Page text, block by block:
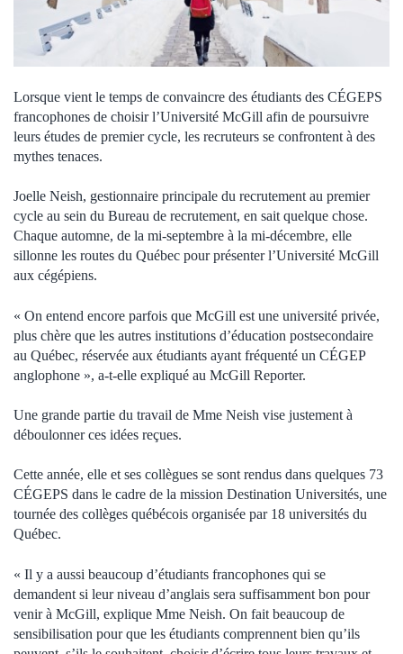
Lorsque vient le temps de convaincre des étudiants des CÉGEPS
francophones de choisir l’Université McGill afin de poursuivre
leurs études de premier cycle, les recruteurs se confrontent à des
mythes tenaces.
Joelle Neish, gestionnaire principale du recrutement au premier
cycle au sein du Bureau de recrutement, en sait quelque chose.
Chaque automne, de la mi-septembre à la mi-décembre, elle
sillonne les routes du Québec pour présenter l’Université McGill
aux cégépiens.
« On entend encore parfois que McGill est une université privée,
plus chère que les autres institutions d’éducation postsecondaire
au Québec, réservée aux étudiants ayant fréquenté un CÉGEP
anglophone », a-t-elle expliqué au McGill Reporter.
Une grande partie du travail de Mme Neish vise justement à
déboulonner ces idées reçues.
Cette année, elle et ses collègues se sont rendus dans quelques 73
CÉGEPS dans le cadre de la mission Destination Universités, une
tournée des collèges québécois organisée par 18 universités du
Québec.
« Il y a aussi beaucoup d’étudiants francophones qui se
demandent si leur niveau d’anglais sera suffisamment bon pour
venir à McGill, explique Mme Neish. On fait beaucoup de
sensibilisation pour que les étudiants comprennent bien qu’ils